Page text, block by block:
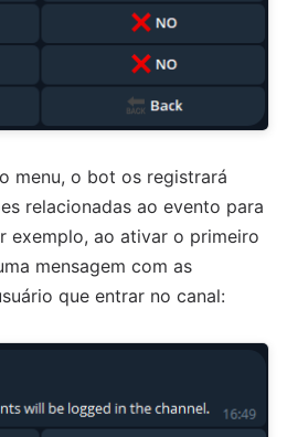
menu, o bot os registrará
relacionadas ao evento para
exemplo, ao ativar o primeiro
mensagem com as
que entrar no canal: